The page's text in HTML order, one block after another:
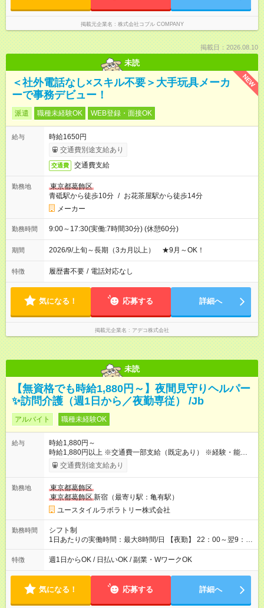
掲載元企業名 株式会社コブル COMPANY
掲載日：2026.08.10
未読
NEW
＜社外電話なし×スキル不要＞大手玩具メーカ
ーで事務デビュー！
派遣 職種未経験OK WEB登録・面接OK
給与
時給1650円
交通費別途支給あり
交通費 交通費支給
勤務地
東京都葛飾区
青砥駅から徒歩10分 / お花茶屋駅から徒歩14分
メーカー
勤務時間 9:00～17:30(実働:7時間30分) (休憩60分)
期間 2026/9/上旬～長期（3カ月以上） ★9月～OK！
特徴 履歴書不要 / 電話対応なし
気になる！ 応募する 詳細へ
掲載元企業名 アデコ株式会社
未読
【無資格でも時給1,880円～】夜間見守りヘルパー
✨訪問介護（週1日から／夜勤専従） /Jb
アルバイト 職種未経験OK
給与
時給1,880円～
時給1,880円以上 ※交通費一部支給（既定あり） ※経験・能力を
考慮して決定します 【収入例】 週1回勤務の場合：1,880円×8時
間×4回=6万0,160円 週3回勤務の場合：1,880円×8時間×12回
月 ※ 雇用形態と給与に、本採用時と異なる部分があります。 雇
用形態：本採用時と同じです。 給与：時給 1,660円以上
交通費別途支給あり
勤務地
東京都葛飾区
東京都葛飾区新宿（最寄り駅：亀有駅）
ユースタイルラボラトリー株式会社
勤務時間
シフト制
1日あたりの実働時間：最大8時間/日 【夜勤】 22：00～翌9：
00 ※週1日～OK ／ 夜勤専従 ＊＊ 勤務時間例 ＊＊ ■22時か
ら翌7時 ■23時から翌8時 ■24時から翌9時 など ※上記の時間
ます。 ※曜日固定（毎週同じ曜日での勤務となります）
特徴 週1日からOK / 日払いOK / 副業・WワークOK
気になる！ 応募する 詳細へ